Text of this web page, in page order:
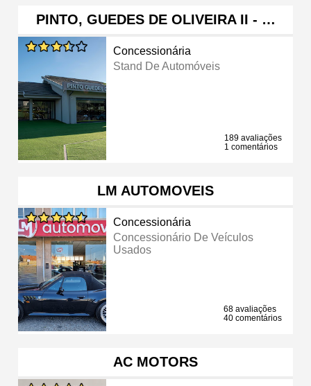
PINTO, GUEDES DE OLIVEIRA II - …
Concessionária
Stand De Automóveis
189 avaliações
1 comentários
LM AUTOMOVEIS
Concessionária
Concessionário De Veículos
Usados
68 avaliações
40 comentários
AC MOTORS